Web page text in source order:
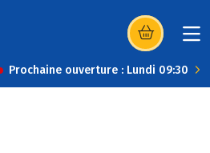
(s’ouvre dans
Prochaine ouverture : Lundi 09:30